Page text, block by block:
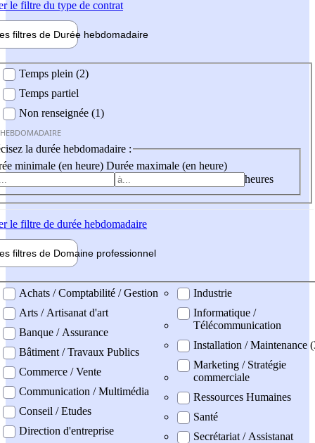
le filtre du type de contrat
filtres de Durée hebdomadaire
Temps plein (2)
Temps partiel
Non renseignée (1)
la durée hebdomadaire :
minimale (en heure) Durée maximale (en heure)
heures
le filtre de durée hebdomadaire
filtres de Domaine professionnel
professionel
Achats / Comptabilité / Gestion
Arts / Artisanat d'art
Banque / Assurance
Bâtiment / Travaux Publics
Commerce / Vente
Communication / Multimédia
Conseil / Etudes
Direction d'entreprise
Industrie
Informatique /
Télécommunication
Installation / Maintenance
Marketing / Stratégie
commerciale
Ressources Humaines
Santé
Secrétariat / Assistanat